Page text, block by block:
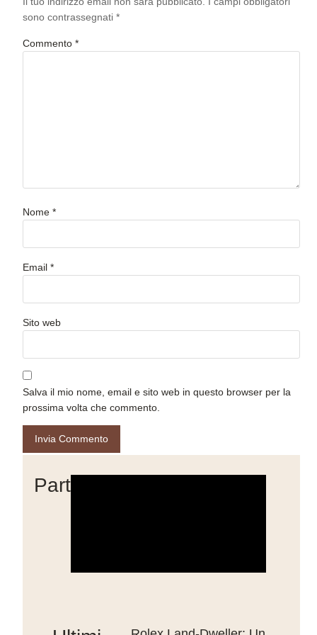
sono contrassegnati *
Commento *
Nome *
Email *
Sito web
Salva il mio nome, email e sito web in questo browser per la
prossima volta che commento.
Partner